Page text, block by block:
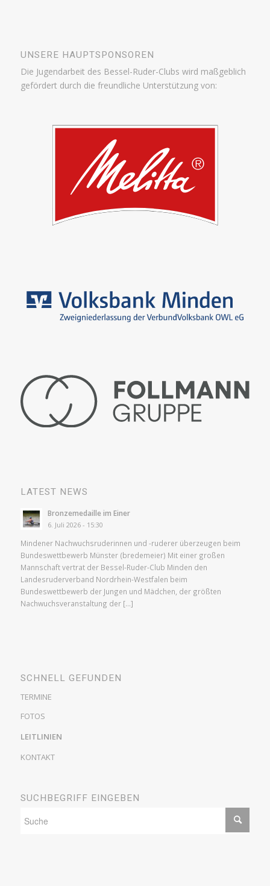
UNSERE HAUPTSPONSOREN
Die Jugendarbeit des Bessel-Ruder-Clubs wird maßgeblich
gefördert durch die freundliche Unterstützung von:
LATEST NEWS
Bronzemedaille im Einer
6. Juli 2026 - 15:30
Mindener Nachwuchsruderinnen und -ruderer überzeugen beim
Bundeswettbewerb Münster (bredemeier) Mit einer großen
Mannschaft vertrat der Bessel-Ruder-Club Minden den
Landesruderverband Nordrhein-Westfalen beim
Bundeswettbewerb der Jungen und Mädchen, der größten
Nachwuchsveranstaltung der […]
SCHNELL GEFUNDEN
TERMINE
FOTOS
LEITLINIEN
KONTAKT
SUCHBEGRIFF EINGEBEN